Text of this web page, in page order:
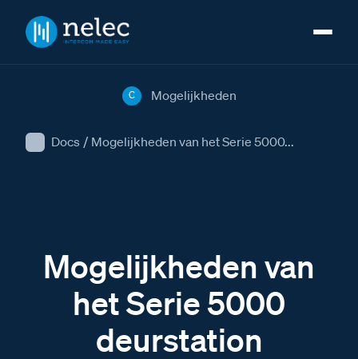
Docs / Mogelijkheden van het Serie 5000...
C Mogelijkheden
Mogelijkheden van
het Serie 5000
deurstation